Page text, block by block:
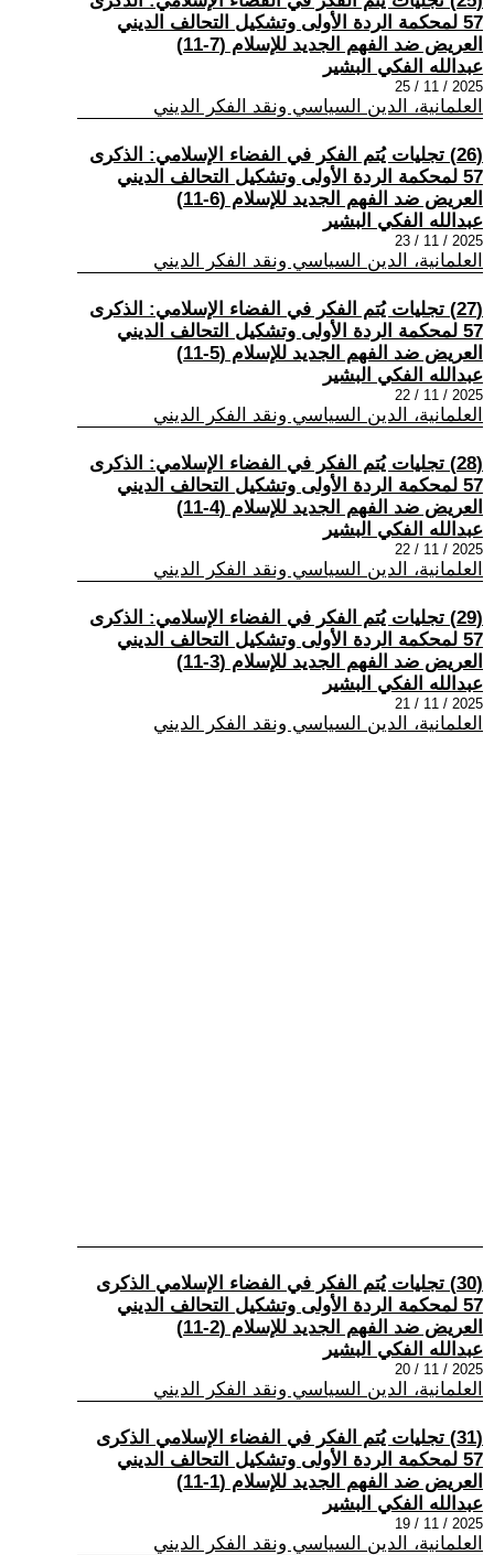
57 لمحكمة الردة الأولى وتشكيل التحالف الديني
العريض ضد الفهم الجديد للإسلام (7-11)
عبدالله الفكي البشير
2025 / 11 / 25
العلمانية، الدين السياسي ونقد الفكر الديني
(26) تجليات يُتم الفكر في الفضاء الإسلامي: الذكرى
57 لمحكمة الردة الأولى وتشكيل التحالف الديني
العريض ضد الفهم الجديد للإسلام (6-11)
عبدالله الفكي البشير
2025 / 11 / 23
العلمانية، الدين السياسي ونقد الفكر الديني
(27) تجليات يُتم الفكر في الفضاء الإسلامي: الذكرى
57 لمحكمة الردة الأولى وتشكيل التحالف الديني
العريض ضد الفهم الجديد للإسلام (5-11)
عبدالله الفكي البشير
2025 / 11 / 22
العلمانية، الدين السياسي ونقد الفكر الديني
(28) تجليات يُتم الفكر في الفضاء الإسلامي: الذكرى
57 لمحكمة الردة الأولى وتشكيل التحالف الديني
العريض ضد الفهم الجديد للإسلام (4-11)
عبدالله الفكي البشير
2025 / 11 / 22
العلمانية، الدين السياسي ونقد الفكر الديني
(29) تجليات يُتم الفكر في الفضاء الإسلامي: الذكرى
57 لمحكمة الردة الأولى وتشكيل التحالف الديني
العريض ضد الفهم الجديد للإسلام (3-11)
عبدالله الفكي البشير
2025 / 11 / 21
العلمانية، الدين السياسي ونقد الفكر الديني
(30) تجليات يُتم الفكر في الفضاء الإسلامي الذكرى
57 لمحكمة الردة الأولى وتشكيل التحالف الديني
العريض ضد الفهم الجديد للإسلام (2-11)
عبدالله الفكي البشير
2025 / 11 / 20
العلمانية، الدين السياسي ونقد الفكر الديني
(31) تجليات يُتم الفكر في الفضاء الإسلامي الذكرى
57 لمحكمة الردة الأولى وتشكيل التحالف الديني
العريض ضد الفهم الجديد للإسلام (1-11)
عبدالله الفكي البشير
2025 / 11 / 19
العلمانية، الدين السياسي ونقد الفكر الديني